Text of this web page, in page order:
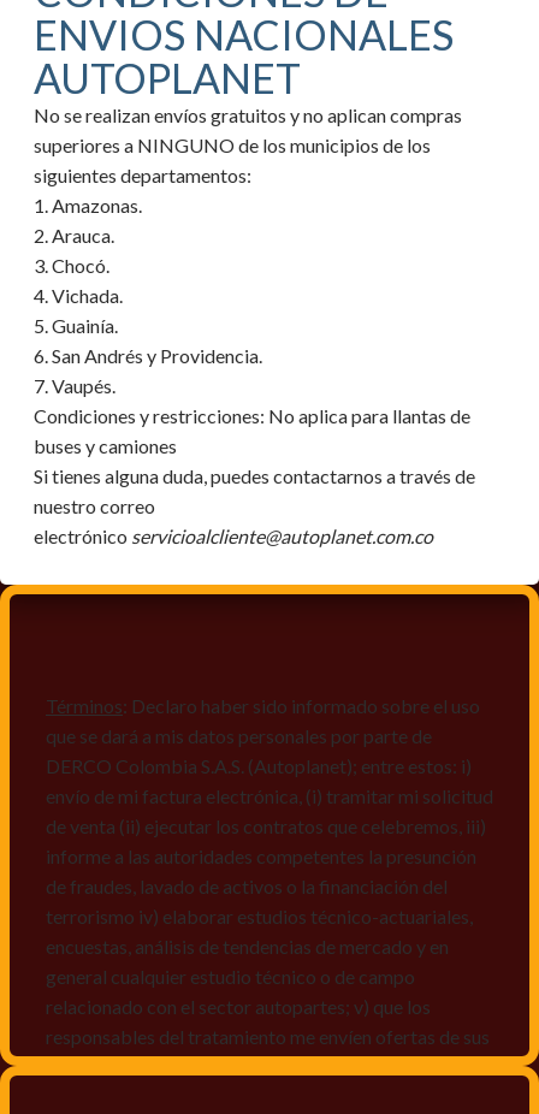
ENVIOS NACIONALES
AUTOPLANET
No se realizan envíos gratuitos y no aplican compras
superiores a NINGUNO de los municipios de los
siguientes departamentos:
1. Amazonas.
2. Arauca.
3. Chocó.
4. Vichada.
5. Guainía.
6. San Andrés y Providencia.
7. Vaupés.
Condiciones y restricciones: No aplica para llantas de
buses y camiones
Si tienes alguna duda, puedes contactarnos a través de
nuestro correo
electrónico servicioalcliente@autoplanet.com.co
Términos: Declaro haber sido informado sobre el uso
que se dará a mis datos personales por parte de
DERCO Colombia S.A.S. (Autoplanet); entre estos: i)
envío de mi factura electrónica, (i) tramitar mi solicitud
de venta (ii) ejecutar los contratos que celebremos, iii)
informe a las autoridades competentes la presunción
de fraudes, lavado de activos o la financiación del
terrorismo iv) elaborar estudios técnico-actuariales,
encuestas, análisis de tendencias de mercado y en
general cualquier estudio técnico o de campo
relacionado con el sector autopartes; v) que los
responsables del tratamiento me envíen ofertas de sus